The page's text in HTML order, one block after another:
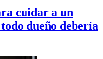
cuidar a un
dueño debería